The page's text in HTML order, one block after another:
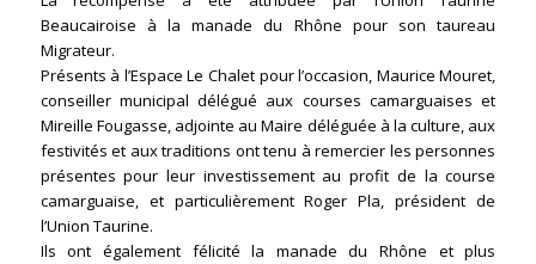
Beaucairoise à la manade du Rhône pour son taureau
Migrateur.
Présents à l’Espace Le Chalet pour l’occasion, Maurice Mouret,
conseiller municipal délégué aux courses camarguaises et
Mireille Fougasse, adjointe au Maire déléguée à la culture, aux
festivités et aux traditions ont tenu à remercier les personnes
présentes pour leur investissement au profit de la course
camarguaise, et particulièrement Roger Pla, président de
l’Union Taurine.
Ils ont également félicité la manade du Rhône et plus